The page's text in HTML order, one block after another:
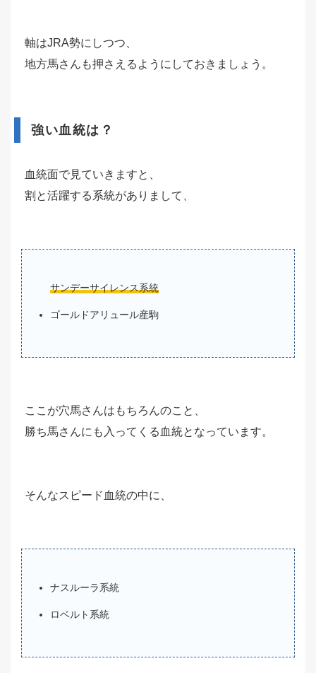
軸はJRA勢にしつつ、
地方馬さんも押さえるようにしておきましょう。
強い血統は？
血統面で見ていきますと、
割と活躍する系統がありまして、
サンデーサイレンス系統
ゴールドアリュール産駒
ここが穴馬さんはもちろんのこと、
勝ち馬さんにも入ってくる血統となっています。
そんなスピード血統の中に、
ナスルーラ系統
ロベルト系統